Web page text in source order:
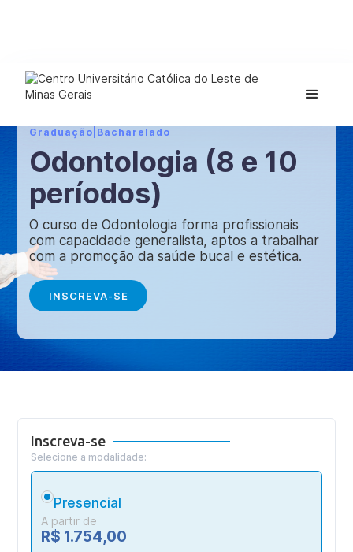
Graduação Bacharelado
Odontologia (8 e 10
períodos)
O curso de Odontologia forma profissionais
com capacidade generalista, aptos a trabalhar
com a promoção da saúde bucal e estética.
INSCREVA-SE
Inscreva-se
Selecione a modalidade:
Presencial
A partir de
R$ 1.754,00